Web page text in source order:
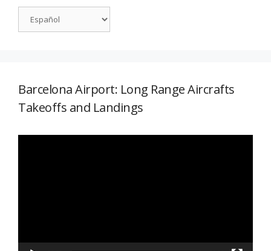
Barcelona Airport: Long Range Aircrafts
Takeoffs and Landings